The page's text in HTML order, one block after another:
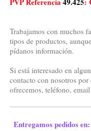
Trabajamos con muchos
tipos de productos,
pídanos información.
Si está interesado en
contacto con nosotros
ofrecemos, teléfono,
Entregamos pedidos